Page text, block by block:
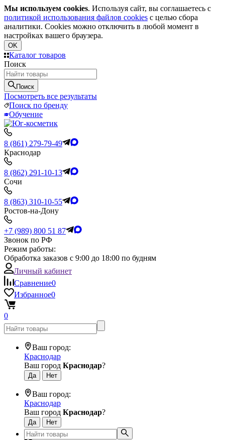
Мы используем cookies. Используя сайт, вы соглашаетесь с
политикой использования файлов cookies с целью сбора
аналитики. Cookies можно отключить в любой момент в
настройках вашего браузера.
OK
Каталог товаров
Поиск
Поиск
Посмотреть все результаты
Поиск по бренду
Обучение
8 (861) 279-79-49
Краснодар
8 (862) 291-10-13
Сочи
8 (863) 310-10-55
Ростов-на-Дону
+7 (989) 800 51 87
Звонок по РФ
Режим работы:
Обработка заказов с 9:00 до 18:00 по будням
Личный кабинет
Сравнение0
Избранное0
0
Ваш город:
Краснодар
Ваш город Краснодар?
Ваш город:
Краснодар
Ваш город Краснодар?